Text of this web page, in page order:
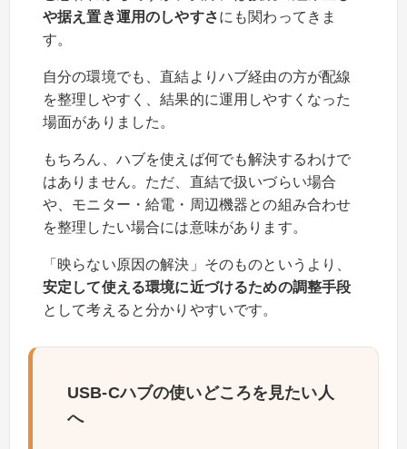
や据え置き運用のしやすさにも関わってきま
す。
自分の環境でも、直結よりハブ経由の方が配線
を整理しやすく、結果的に運用しやすくなった
場面がありました。
もちろん、ハブを使えば何でも解決するわけで
はありません。ただ、直結で扱いづらい場合
や、モニター・給電・周辺機器との組み合わせ
を整理したい場合には意味があります。
「映らない原因の解決」そのものというより、
安定して使える環境に近づけるための調整手段
として考えると分かりやすいです。
USB-Cハブの使いどころを見たい人
へ